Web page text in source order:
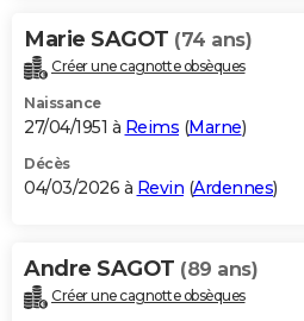
Marie SAGOT (74 ans)
Créer une cagnotte obsèques
Naissance
27/04/1951 à Reims (Marne)
Décès
04/03/2026 à Revin (Ardennes)
Andre SAGOT (89 ans)
Créer une cagnotte obsèques